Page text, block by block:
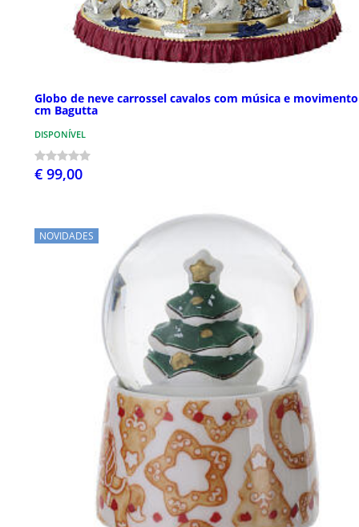
Globo de neve carrossel cavalos com música e
cm Bagutta
DISPONÍVEL
€ 99,00
NOVIDADES